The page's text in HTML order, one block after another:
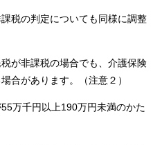
税の判定についても同様に調整
が非課税の場合でも、介護保険
合があります。（注意２）
万千円以上190万円未満のかた